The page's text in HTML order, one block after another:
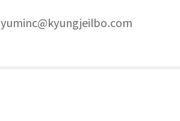
yuminc@kyungjeilbo.com